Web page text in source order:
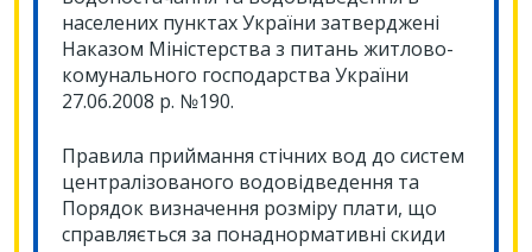
населених пунктах України затверджені
Наказом Міністерства з питань житлово-
комунального господарства України
27.06.2008 р. №190.
Правила приймання стічних вод до систем
централізованого водовідведення та
Порядок визначення розміру плати, що
справляється за понаднормативні скиди